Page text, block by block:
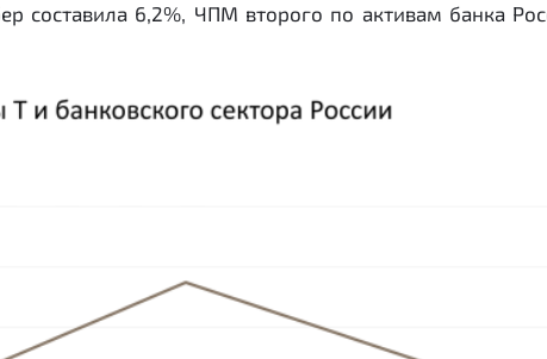
составила 6,2%, ЧПМ второго по активам банка